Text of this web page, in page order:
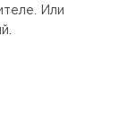
Или